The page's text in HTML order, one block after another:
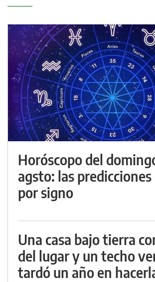
Horóscopo del
agsto: las
por signo
Una casa bajo tierra
del lugar y un techo
tardó un año en